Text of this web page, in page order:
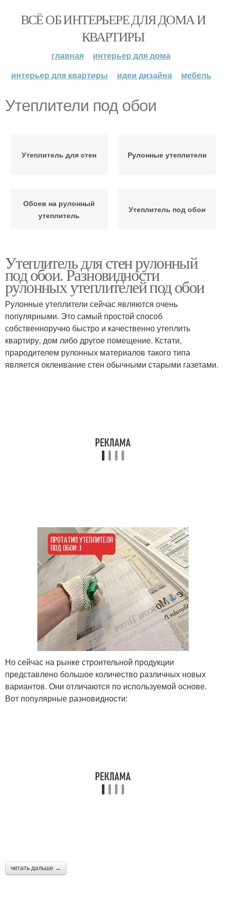
ВСЁ ОБ ИНТЕРЬЕРЕ ДЛЯ ДОМА И
КВАРТИРЫ
главная
интерьер для дома
интерьер для квартиры
идеи дизайна мебель
Утеплители под обои
Утеплитель для стен Рулонные утеплители
Обоев на рулонный
утеплитель
Утеплитель под обои
Утеплитель для стен рулонный
под обои. Разновидности
рулонных утеплителей под обои
Рулонные утеплители сейчас являются очень
популярными. Это самый простой способ
собственноручно быстро и качественно утеплить
квартиру, дом либо другое помещение. Кстати,
прародителем рулонных материалов такого типа
является оклеивание стен обычными старыми газетами.
Но сейчас на рынке строительной продукции
представлено большое количество различных новых
вариантов. Они отличаются по используемой основе.
Вот популярные разновидности:
читать дальше →